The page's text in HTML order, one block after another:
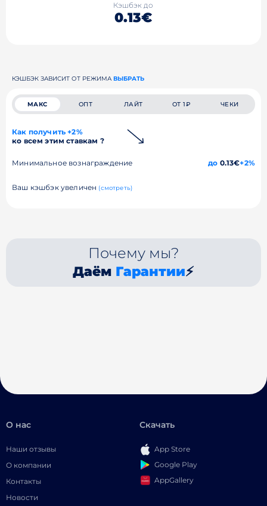
Кэшбэк до
0.13€
КЭШБЭК ЗАВИСИТ ОТ РЕЖИМА ВЫБРАТЬ
МАКС ОПТ ЛАЙТ ОТ 1₽ ЧЕКИ
Как получить +2%
ко всем этим ставкам ?
Минимальное вознаграждение до 0.13€+2%
Ваш кэшбэк увеличен (смотреть)
Почему мы?
Даём Гарантии⚡
О нас
Наши отзывы
О компании
Контакты
Новости
Скачать
App Store
Google Play
AppGallery